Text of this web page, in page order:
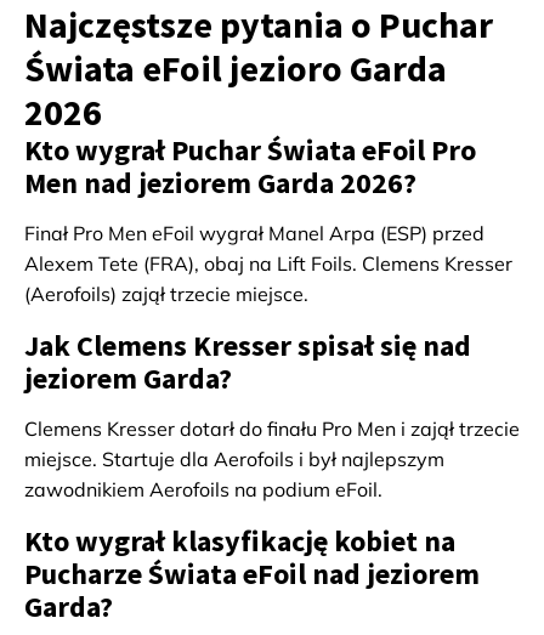
Najczęstsze pytania o Puchar
Świata eFoil jezioro Garda
2026
Kto wygrał Puchar Świata eFoil Pro
Men nad jeziorem Garda 2026?
Finał Pro Men eFoil wygrał Manel Arpa (ESP) przed
Alexem Tete (FRA), obaj na Lift Foils. Clemens Kresser
(Aerofoils) zajął trzecie miejsce.
Jak Clemens Kresser spisał się nad
jeziorem Garda?
Clemens Kresser dotarł do finału Pro Men i zajął trzecie
miejsce. Startuje dla Aerofoils i był najlepszym
zawodnikiem Aerofoils na podium eFoil.
Kto wygrał klasyfikację kobiet na
Pucharze Świata eFoil nad jeziorem
Garda?